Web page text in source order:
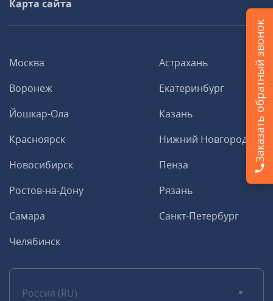
Москва
Астрахань
Воронеж
Екатеринбург
Йошкар-Ола
Казань
Красноярск
Нижний Новгород
Новосибирск
Пенза
Ростов-на-Дону
Рязань
Самара
Санкт-Петербург
Челябинск
Россия (RU)
Карта сайта
Заказать обратный звонок